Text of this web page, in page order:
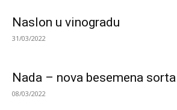
Naslon u vinogradu
31/03/2022
Nada – nova besemena
08/03/2022